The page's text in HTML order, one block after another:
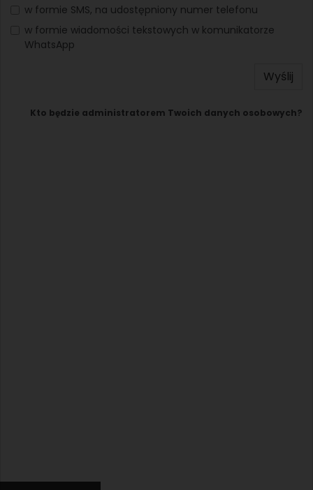
w formie SMS, na udostępniony numer telefonu
w formie wiadomości tekstowych w komunikatorze
WhatsApp
Wyślij
Kto będzie administratorem Twoich danych osobowych?